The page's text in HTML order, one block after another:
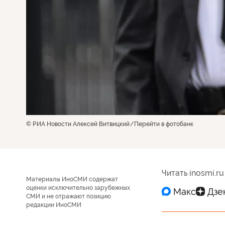
© РИА Новости Алексей Витвицкий Перейти в фотобанк
Материалы ИноСМИ содержат
оценки исключительно зарубежных
СМИ и не отражают позицию
редакции ИноСМИ
Читать inosmi.ru